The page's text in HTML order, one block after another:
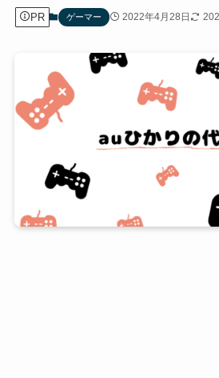
PR ゲーマー 2022年4月28日